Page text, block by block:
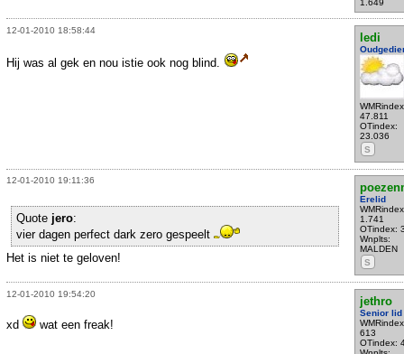
12-01-2010 18:58:44
ledi
47.811
OTindex:
23.036
S
Hij was al gek en nou istie ook nog blind.
12-01-2010 19:11:36
Erelid
1.741
OTindex:
Wnplts:
MALDEN
S
Quote jero:
vier dagen perfect dark zero gespeelt
Het is niet te geloven!
12-01-2010 19:54:20
jethro
Senior lid
613
OTindex:
xd wat een freak!